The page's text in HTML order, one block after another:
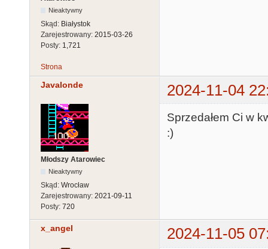
Nieaktywny
Skąd: Białystok
Zarejestrowany: 2015-03-26
Posty: 1,721
Strona
Javalonde 2024-11-04
Młodszy Atarowiec
Nieaktywny
Skąd: Wrocław
Zarejestrowany: 2021-09-11
Posty: 720
Sprzedałem Ci w
:)
x_angel 2024-11-05